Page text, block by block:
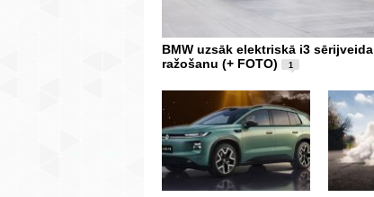
BMW uzsāk elektriskā i3 sērijveida
ražošanu (+ FOTO)
1